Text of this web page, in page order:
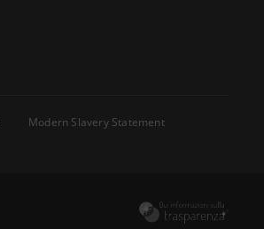
Modern Slavery Statement